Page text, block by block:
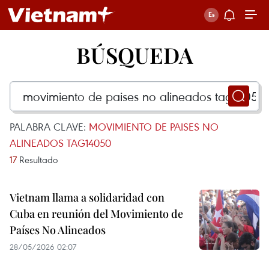
BÚSQUEDA
PALABRA CLAVE: MOVIMIENTO DE PAISES NO
ALINEADOS TAG14050
17 Resultado
Vietnam llama a solidaridad con
Cuba en reunión del Movimiento de
Países No Alineados
28/05/2026 02:07